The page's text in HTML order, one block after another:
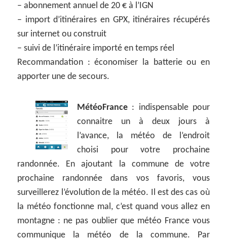
– abonnement annuel de 20 € à l’IGN
– import d’itinéraires en GPX, itinéraires récupérés
sur internet ou construit
– suivi de l’itinéraire importé en temps réel
Recommandation : économiser la batterie ou en
apporter une de secours.
MétéoFrance : indispensable pour
connaitre un à deux jours à
l’avance, la météo de l’endroit
choisi pour votre prochaine
randonnée. En ajoutant la commune de votre
prochaine randonnée dans vos favoris, vous
surveillerez l’évolution de la météo. Il est des cas où
la météo fonctionne mal, c’est quand vous allez en
montagne : ne pas oublier que météo France vous
communique la météo de la commune. Par